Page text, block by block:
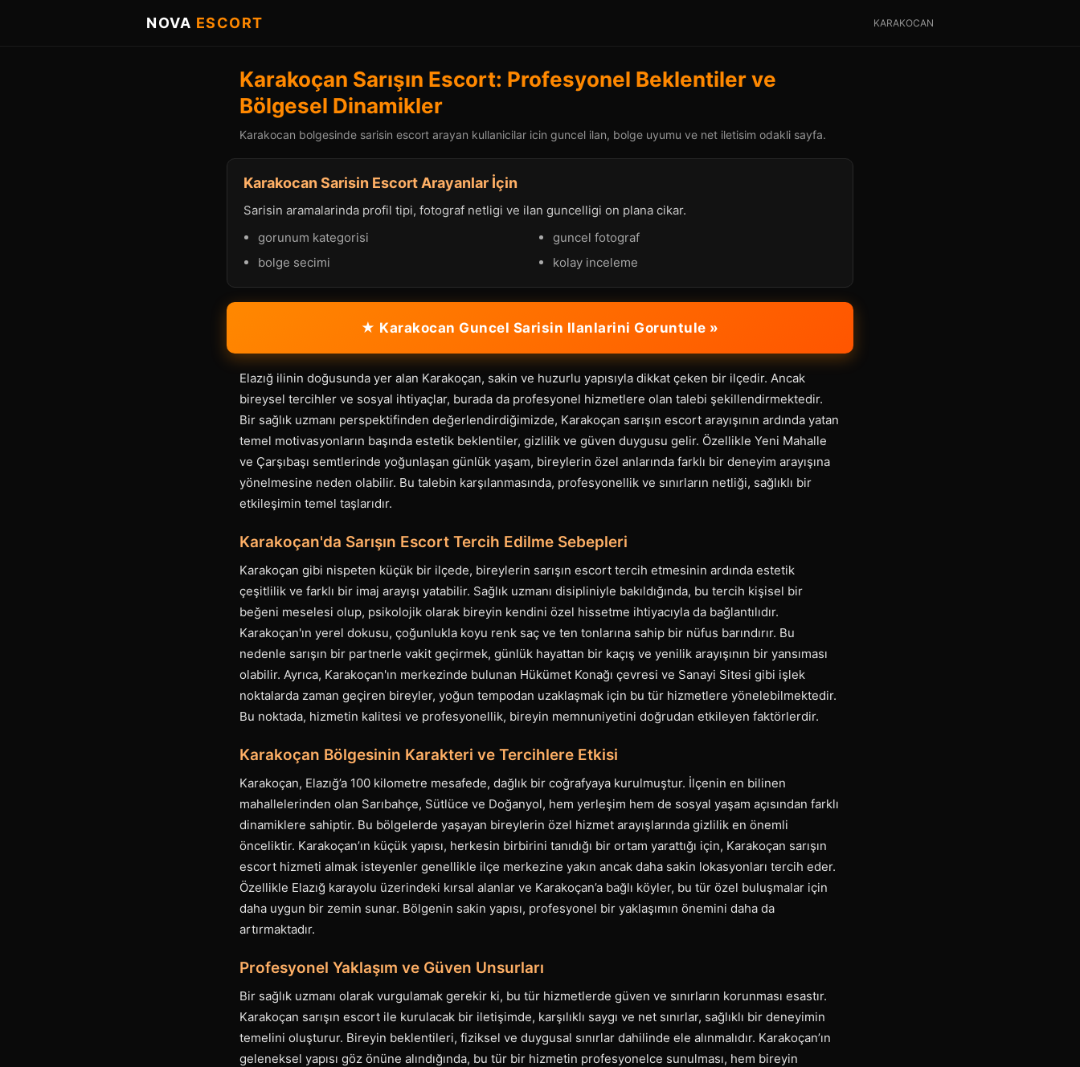
NOVA ESCORT KARAKOCAN
Karakoçan Sarışın Escort: Profesyonel Beklentiler ve
Bölgesel Dinamikler
Karakocan bolgesinde sarisin escort arayan kullanicilar icin guncel ilan, bolge uyumu ve net iletisim odakli sayfa.
Karakocan Sarisin Escort Arayanlar İçin
Sarisin aramalarinda profil tipi, fotograf netligi ve ilan guncelligi on plana cikar.
gorunum kategorisi
guncel fotograf
bolge secimi
kolay inceleme
★ Karakocan Guncel Sarisin Ilanlarini Goruntule »
Elazığ ilinin doğusunda yer alan Karakoçan, sakin ve huzurlu yapısıyla dikkat çeken bir ilçedir. Ancak
bireysel tercihler ve sosyal ihtiyaçlar, burada da profesyonel hizmetlere olan talebi şekillendirmektedir.
Bir sağlık uzmanı perspektifinden değerlendirdiğimizde, Karakoçan sarışın escort arayışının ardında yatan
temel motivasyonların başında estetik beklentiler, gizlilik ve güven duygusu gelir. Özellikle Yeni Mahalle
ve Çarşıbaşı semtlerinde yoğunlaşan günlük yaşam, bireylerin özel anlarında farklı bir deneyim arayışına
yönelmesine neden olabilir. Bu talebin karşılanmasında, profesyonellik ve sınırların netliği, sağlıklı bir
etkileşimin temel taşlarıdır.
Karakoçan'da Sarışın Escort Tercih Edilme Sebepleri
Karakoçan gibi nispeten küçük bir ilçede, bireylerin sarışın escort tercih etmesinin ardında estetik
çeşitlilik ve farklı bir imaj arayışı yatabilir. Sağlık uzmanı disipliniyle bakıldığında, bu tercih kişisel bir
beğeni meselesi olup, psikolojik olarak bireyin kendini özel hissetme ihtiyacıyla da bağlantılıdır.
Karakoçan'ın yerel dokusu, çoğunlukla koyu renk saç ve ten tonlarına sahip bir nüfus barındırır. Bu
nedenle sarışın bir partnerle vakit geçirmek, günlük hayattan bir kaçış ve yenilik arayışının bir yansıması
olabilir. Ayrıca, Karakoçan'ın merkezinde bulunan Hükümet Konağı çevresi ve Sanayi Sitesi gibi işlek
noktalarda zaman geçiren bireyler, yoğun tempodan uzaklaşmak için bu tür hizmetlere yönelebilmektedir.
Bu noktada, hizmetin kalitesi ve profesyonellik, bireyin memnuniyetini doğrudan etkileyen faktörlerdir.
Karakoçan Bölgesinin Karakteri ve Tercihlere Etkisi
Karakoçan, Elazığ’a 100 kilometre mesafede, dağlık bir coğrafyaya kurulmuştur. İlçenin en bilinen
mahallelerinden olan Sarıbahçe, Sütlüce ve Doğanyol, hem yerleşim hem de sosyal yaşam açısından farklı
dinamiklere sahiptir. Bu bölgelerde yaşayan bireylerin özel hizmet arayışlarında gizlilik en önemli
önceliktir. Karakoçan’ın küçük yapısı, herkesin birbirini tanıdığı bir ortam yarattığı için, Karakoçan sarışın
escort hizmeti almak isteyenler genellikle ilçe merkezine yakın ancak daha sakin lokasyonları tercih eder.
Özellikle Elazığ karayolu üzerindeki kırsal alanlar ve Karakoçan’a bağlı köyler, bu tür özel buluşmalar için
daha uygun bir zemin sunar. Bölgenin sakin yapısı, profesyonel bir yaklaşımın önemini daha da
artırmaktadır.
Profesyonel Yaklaşım ve Güven Unsurları
Bir sağlık uzmanı olarak vurgulamak gerekir ki, bu tür hizmetlerde güven ve sınırların korunması esastır.
Karakoçan sarışın escort ile kurulacak bir iletişimde, karşılıklı saygı ve net sınırlar, sağlıklı bir deneyimin
temelini oluşturur. Bireyin beklentileri, fiziksel ve duygusal sınırlar dahilinde ele alınmalıdır. Karakoçan’ın
geleneksel yapısı göz önüne alındığında, bu tür bir hizmetin profesyonelce sunulması, hem bireyin